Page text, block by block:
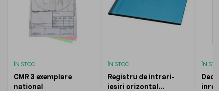
ÎN STOC
CMR 3 exemplare
national
ÎN STOC
Registru de intrari-
iesiri orizontal
ÎN